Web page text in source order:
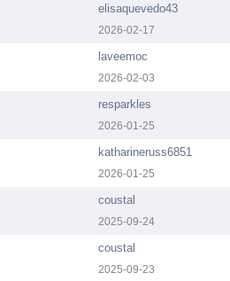
elisaquevedo43
2026-02-17
laveemoc
2026-02-03
resparkles
2026-01-25
katharineruss6851
2026-01-25
coustal
2025-09-24
coustal
2025-09-23